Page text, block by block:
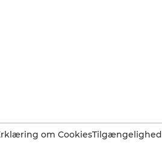
om CookiesTilgængelighed